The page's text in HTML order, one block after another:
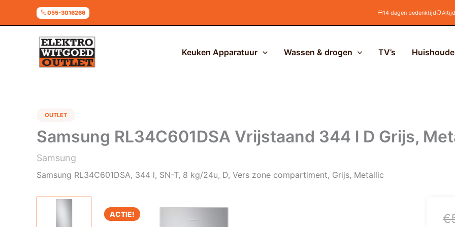
de
055-3016266 14 dagen bedenktijd
Keuken Apparatuur Wassen & drogen TV’s
OUTLET
Samsung RL34C601DSA Vrijstaand 344 l D Grijs,
Samsung
Samsung RL34C601DSA, 344 l, SN-T, 8 kg/24u, D, Vers zone compartiment, Grijs, Metallic
ACTIE! €